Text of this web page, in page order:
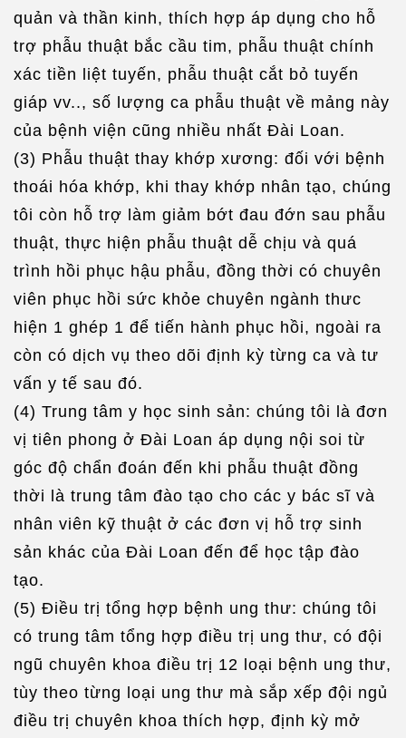
quản và thần kinh, thích hợp áp dụng cho hỗ
trợ phẫu thuật bắc cầu tim, phẫu thuật chính
xác tiền liệt tuyến, phẫu thuật cắt bỏ tuyến
giáp vv.., số lượng ca phẫu thuật về mảng này
của bệnh viện cũng nhiều nhất Đài Loan.
(3) Phẫu thuật thay khớp xương: đối với bệnh
thoái hóa khớp, khi thay khớp nhân tạo, chúng
tôi còn hỗ trợ làm giảm bớt đau đớn sau phẫu
thuật, thực hiện phẫu thuật dễ chịu và quá
trình hồi phục hậu phẫu, đồng thời có chuyên
viên phục hồi sức khỏe chuyên ngành thưc
hiện 1 ghép 1 để tiến hành phục hồi, ngoài ra
còn có dịch vụ theo dõi định kỳ từng ca và tư
vấn y tế sau đó.
(4) Trung tâm y học sinh sản: chúng tôi là đơn
vị tiên phong ở Đài Loan áp dụng nội soi từ
góc độ chẩn đoán đến khi phẫu thuật đồng
thời là trung tâm đào tạo cho các y bác sĩ và
nhân viên kỹ thuật ở các đơn vị hỗ trợ sinh
sản khác của Đài Loan đến để học tập đào
tạo.
(5) Điều trị tổng hợp bệnh ung thư: chúng tôi
có trung tâm tổng hợp điều trị ung thư, có đội
ngũ chuyên khoa điều trị 12 loại bệnh ung thư,
tùy theo từng loại ung thư mà sắp xếp đội ngủ
điều trị chuyên khoa thích hợp, định kỳ mở